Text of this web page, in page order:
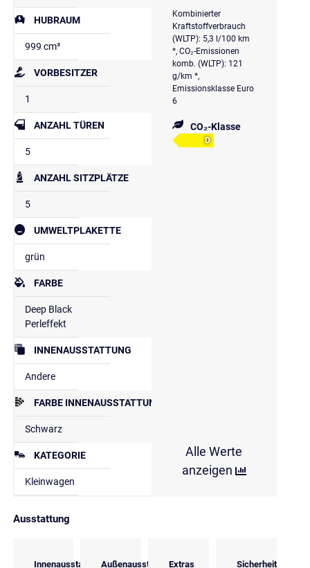
HUBRAUM
999 cm³
VORBESITZER
1
ANZAHL TÜREN
5
ANZAHL SITZPLÄTZE
5
UMWELTPLAKETTE
grün
FARBE
Deep Black
Perleffekt
INNENAUSSTATTUNG
Andere
FARBE INNENAUSSTATTUNG
Schwarz
KATEGORIE
Kleinwagen
Kombinierter
Kraftstoffverbrauch
(WLTP): 5,3 l/100 km
*, CO₂-Emissionen
komb. (WLTP): 121
g/km *,
Emissionsklasse Euro
6
CO₂-Klasse
D
Alle Werte
anzeigen
Ausstattung
InnenausstattungAußenausstattungExtras Sicherheit